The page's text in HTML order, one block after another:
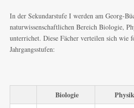
In der Sekundarstufe I werden am Georg-
naturwissenschaftlichen Bereich Biologie,
unterrichet. Diese Fächer verteilen sich wie
Jahrgangsstufen:
Biologie Physik